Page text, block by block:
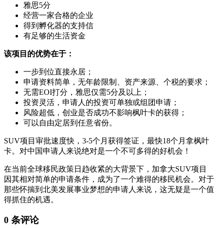
雅思5分
经营一家合格的企业
得到孵化器的支持信
有足够的生活资金
该项目的优势在于：
一步到位直接永居；
申请资料简单，无年龄限制、资产来源、个税的要求；
无需EOI打分，雅思仅需5分及以上；
投资灵活，申请人的投资可单独或组团申请；
风险超低，创业是否成功不影响枫叶卡的获得；
可以自由定居到任意省份。
SUV项目审批速度快，3-5个月获得签证，最快18个月拿枫叶
卡。对中国申请人来说绝对是一个不可多得的好机会！
在当前全球移民政策日趋收紧的大背景下，加拿大SUV项目
因其相对简单的申请条件，成为了一个难得的移民机会。对于
那些怀揣到北美发展事业梦想的申请人来说，这无疑是一个值
得抓住的机遇。
0 条评论